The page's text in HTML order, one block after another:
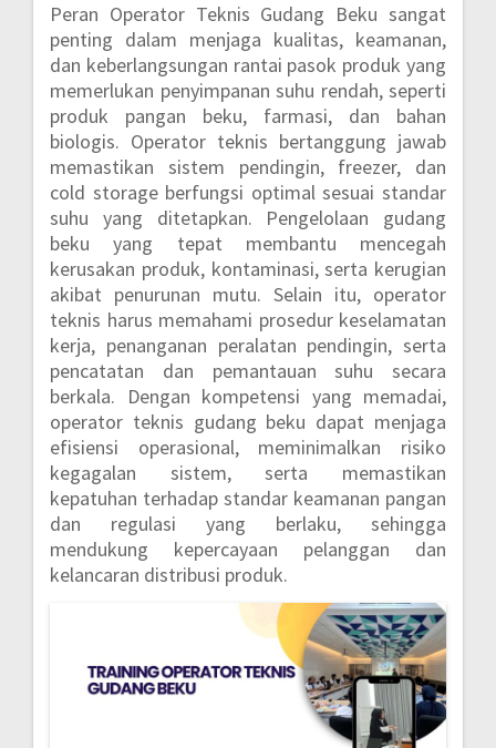
Peran Operator Teknis Gudang Beku sangat
penting dalam menjaga kualitas, keamanan,
dan keberlangsungan rantai pasok produk yang
memerlukan penyimpanan suhu rendah, seperti
produk pangan beku, farmasi, dan bahan
biologis. Operator teknis bertanggung jawab
memastikan sistem pendingin, freezer, dan
cold storage berfungsi optimal sesuai standar
suhu yang ditetapkan. Pengelolaan gudang
beku yang tepat membantu mencegah
kerusakan produk, kontaminasi, serta kerugian
akibat penurunan mutu. Selain itu, operator
teknis harus memahami prosedur keselamatan
kerja, penanganan peralatan pendingin, serta
pencatatan dan pemantauan suhu secara
berkala. Dengan kompetensi yang memadai,
operator teknis gudang beku dapat menjaga
efisiensi operasional, meminimalkan risiko
kegagalan sistem, serta memastikan
kepatuhan terhadap standar keamanan pangan
dan regulasi yang berlaku, sehingga
mendukung kepercayaan pelanggan dan
kelancaran distribusi produk.